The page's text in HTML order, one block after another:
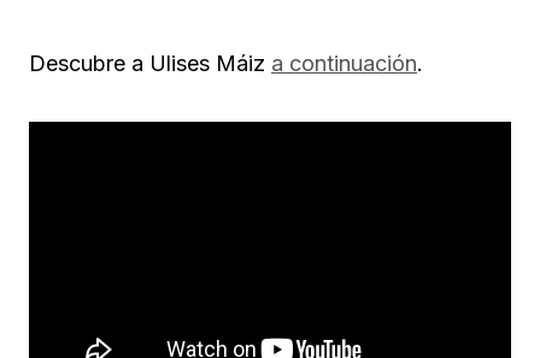
Descubre a Ulises Máiz a continuación.